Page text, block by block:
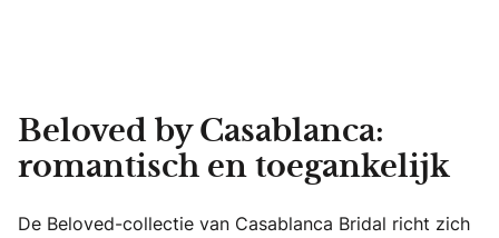
Beloved by Casablanca:
romantisch en toegankelijk
De Beloved-collectie van Casablanca Bridal richt zich